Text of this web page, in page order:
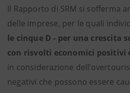
Il Rapporto di SRM si sofferma
delle imprese, per le quali
le cinque D - per una crescita
con risvolti economici positivi
in considerazione
negativi che possono essere